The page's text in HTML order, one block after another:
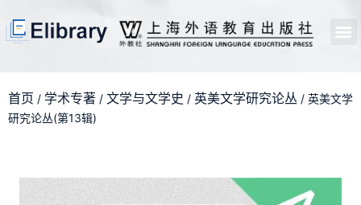
首页 / 学术专著 / 文学与文学史 / 英美文学研究论丛 / 英美文学
研究论丛(第13辑)